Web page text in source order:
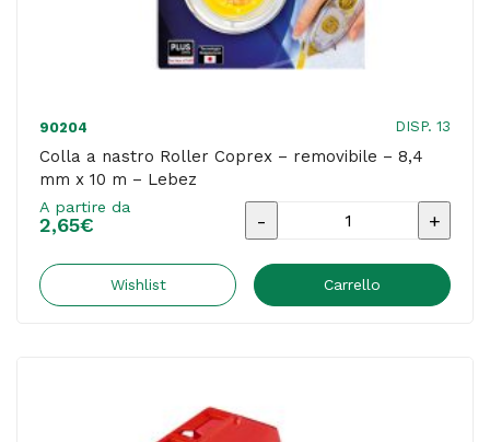
90204 DISP. 13
Colla a nastro Roller Coprex – removibile – 8,4
mm x 10 m – Lebez
A partire da
2,65€
Colla
nastro
removibile
Wishlist Carrello